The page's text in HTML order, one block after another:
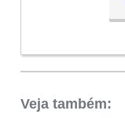
Veja também: